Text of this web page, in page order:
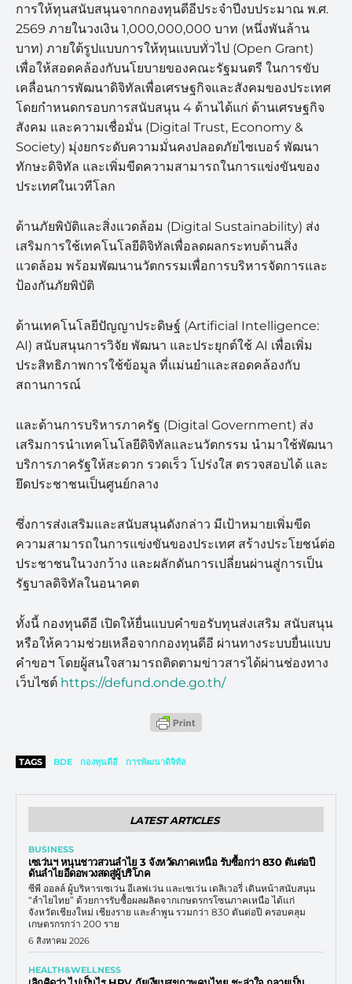
การให้ทุนสนับสนุนจากกองทุนดีอีประจำปีงบประมาณ พ.ศ.
2569 ภายในวงเงิน 1,000,000,000 บาท (หนึ่งพันล้าน
บาท) ภายใต้รูปแบบการให้ทุนแบบทั่วไป (Open Grant)
เพื่อให้สอดคล้องกับนโยบายของคณะรัฐมนตรี ในการขับ
เคลื่อนการพัฒนาดิจิทัลเพื่อเศรษฐกิจและสังคมของประเทศ
โดยกำหนดกรอบการสนับสนุน 4 ด้านได้แก่ ด้านเศรษฐกิจ
สังคม และความเชื่อมั่น (Digital Trust, Economy &
Society) มุ่งยกระดับความมั่นคงปลอดภัยไซเบอร์ พัฒนา
ทักษะดิจิทัล และเพิ่มขีดความสามารถในการแข่งขันของ
ประเทศในเวทีโลก
ด้านภัยพิบัติและสิ่งแวดล้อม (Digital Sustainability) ส่ง
เสริมการใช้เทคโนโลยีดิจิทัลเพื่อลดผลกระทบด้านสิ่ง
แวดล้อม พร้อมพัฒนานวัตกรรมเพื่อการบริหารจัดการและ
ป้องกันภัยพิบัติ
ด้านเทคโนโลยีปัญญาประดิษฐ์ (Artificial Intelligence:
AI) สนับสนุนการวิจัย พัฒนา และประยุกต์ใช้ AI เพื่อเพิ่ม
ประสิทธิภาพการใช้ข้อมูล ที่แม่นยำและสอดคล้องกับ
สถานการณ์
และด้านการบริหารภาครัฐ (Digital Government) ส่ง
เสริมการนำเทคโนโลยีดิจิทัลและนวัตกรรม นำมาใช้พัฒนา
บริการภาครัฐให้สะดวก รวดเร็ว โปร่งใส ตรวจสอบได้ และ
ยึดประชาชนเป็นศูนย์กลาง
ซึ่งการส่งเสริมและสนับสนุนดังกล่าว มีเป้าหมายเพิ่มขีด
ความสามารถในการแข่งขันของประเทศ สร้างประโยชน์ต่อ
ประชาชนในวงกว้าง และผลักดันการเปลี่ยนผ่านสู่การเป็น
รัฐบาลดิจิทัลในอนาคต
ทั้งนี้ กองทุนดีอี เปิดให้ยื่นแบบคำขอรับทุนส่งเสริม สนับสนุน
หรือให้ความช่วยเหลือจากกองทุนดีอี ผ่านทางระบบยื่นแบบ
คำขอฯ โดยผู้สนใจสามารถติดตามข่าวสารได้ผ่านช่องทาง
เว็บไซต์ https://defund.onde.go.th/
TAGS BDE กองทุนดีอี การพัฒนาดิจิทัล
LATEST ARTICLES
BUSINESS
เซเว่นฯ หนุนชาวสวนลำไย 3 จังหวัดภาคเหนือ รับซื้อกว่า 830 ตันต่อปี
ดันลำไยอีดอพวงสดสู่ผู้บริโภค
ซีพี ออลล์ ผู้บริหารเซเว่น อีเลฟเว่น และเซเว่น เดลิเวอรี่ เดินหน้าสนับสนุน
“ลำไยไทย” ด้วยการรับซื้อผลผลิตจากเกษตรกรโซนภาคเหนือ ได้แก่
จังหวัดเชียงใหม่ เชียงราย และลำพูน รวมกว่า 830 ตันต่อปี ครอบคลุม
เกษตรกรกว่า 200 ราย
6 สิงหาคม 2026
HEALTH&WELLNESS